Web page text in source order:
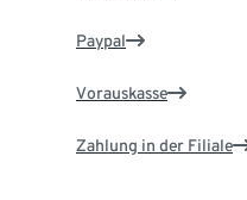
Paypal
Vorauskasse
Zahlung in der Filiale